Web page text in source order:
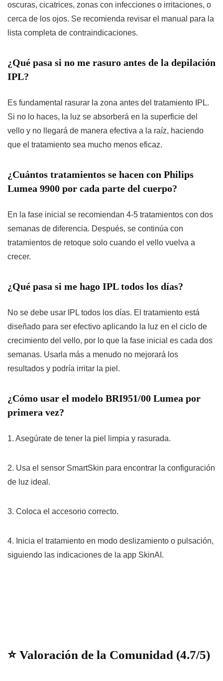
oscuras, cicatrices, zonas con infecciones o irritaciones, o
cerca de los ojos. Se recomienda revisar el manual para la
lista completa de contraindicaciones.
¿Qué pasa si no me rasuro antes de la depilación
IPL?
Es fundamental rasurar la zona antes del tratamiento IPL.
Si no lo haces, la luz se absorberá en la superficie del
vello y no llegará de manera efectiva a la raíz, haciendo
que el tratamiento sea mucho menos eficaz.
¿Cuántos tratamientos se hacen con Philips
Lumea 9900 por cada parte del cuerpo?
En la fase inicial se recomiendan 4-5 tratamientos con dos
semanas de diferencia. Después, se continúa con
tratamientos de retoque solo cuando el vello vuelva a
crecer.
¿Qué pasa si me hago IPL todos los días?
No se debe usar IPL todos los días. El tratamiento está
diseñado para ser efectivo aplicando la luz en el ciclo de
crecimiento del vello, por lo que la fase inicial es cada dos
semanas. Usarla más a menudo no mejorará los
resultados y podría irritar la piel.
¿Cómo usar el modelo BRI951/00 Lumea por
primera vez?
1. Asegúrate de tener la piel limpia y rasurada.
2. Usa el sensor SmartSkin para encontrar la configuración
de luz ideal.
3. Coloca el accesorio correcto.
4. Inicia el tratamiento en modo deslizamiento o pulsación,
siguiendo las indicaciones de la app SkinAI.
⭐ Valoración de la Comunidad (4.7/5)